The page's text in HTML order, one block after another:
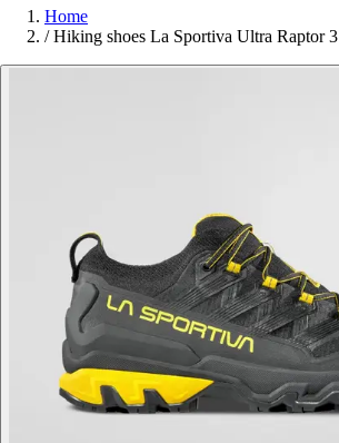
Home
/ Hiking shoes La Sportiva Ultra Raptor 3